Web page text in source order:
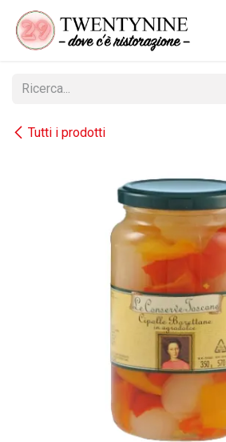
Passa al contenuto
Tutti i prodotti